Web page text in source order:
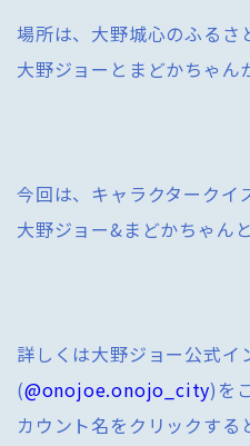
場所は、大野城心のふるさ
大野ジョーとまどかちゃん
今回は、キャラクタークイ
大野ジョー&まどかちゃん
詳しくは大野ジョー公式イ
(@onojoe.onojo_city)
カウント名をクリックする